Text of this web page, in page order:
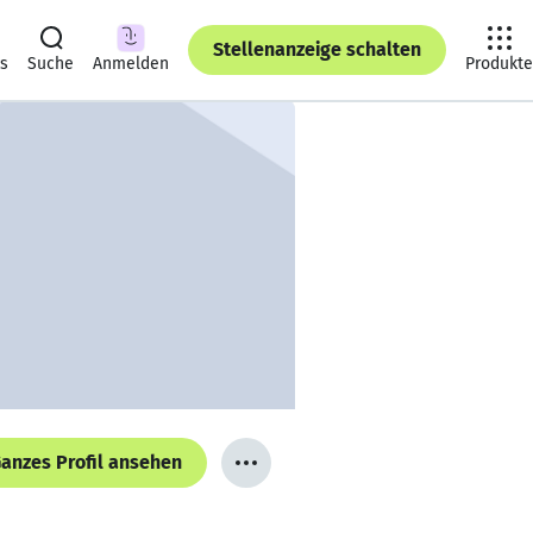
Suche Anmelden
Stellenanzeige schalten
Produkte
Profil ansehen